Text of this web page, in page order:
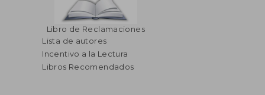
45%
dcto.
$ 46.25
$ 25.44
Libro de Reclamaciones
Lista de autores
Incentivo a la Lectura
Libros Recomendados